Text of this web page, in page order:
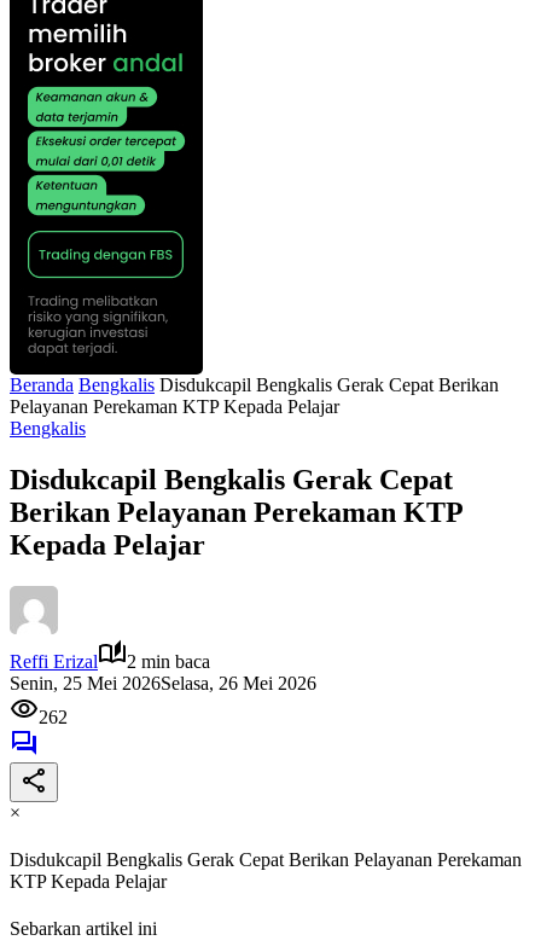
Beranda Bengkalis Disdukcapil Bengkalis Gerak Cepat Berikan
Pelayanan Perekaman KTP Kepada Pelajar
Bengkalis
Disdukcapil Bengkalis Gerak Cepat
Berikan Pelayanan Perekaman KTP
Kepada Pelajar
Reffi Erizal
2 min baca
Senin, 25 Mei 2026Selasa, 26 Mei 2026
262
×
Disdukcapil Bengkalis Gerak Cepat Berikan Pelayanan Perekaman
KTP Kepada Pelajar
Sebarkan artikel ini